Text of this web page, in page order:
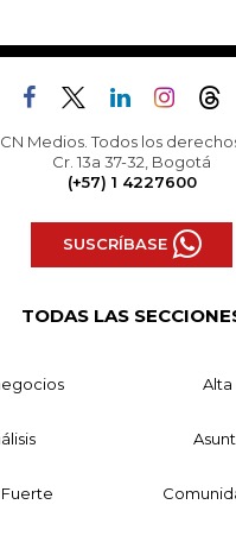
Medios. Todos los
Cr. 13a 37-32, Bogotá
(+57) 1 4227600
SUSCRÍBASE
TODAS LAS
Alta
Fuerte